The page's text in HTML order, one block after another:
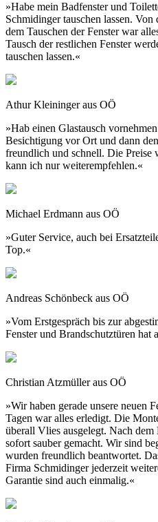
»Habe mein Badfenster und
Schmidinger tauschen lassen.
dem Tauschen der Fenster war
Tausch der restlichen Fenster
tauschen lassen.«
Athur Kleininger aus OÖ
»Hab einen Glastausch
Besichtigung vor Ort und dann
freundlich und schnell. Die Preise
kann ich nur weiterempfehlen.«
Michael Erdmann aus OÖ
»Guter Service, auch bei
Top.«
Andreas Schönbeck aus OÖ
»Vom Erstgespräch bis zur
Fenster und Brandschutztüren hat
Christian Atzmüller aus OÖ
»Wir haben gerade unsere neuen
Tagen war alles erledigt. Die
überall Vlies ausgelegt. Nach
sofort sauber gemacht. Wir sind
wurden freundlich beantwortet.
Firma Schmidinger jederzeit
Garantie sind auch einmalig.«